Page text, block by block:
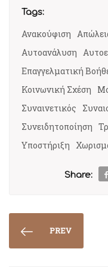
Tags:
Ανακούφιση
Αυτοανάλυση
Επαγγελματική
Κοινωνική Σχέση
Συναινετικός
Συνειδητοποίηση
Υποστήριξη
Share:
PREV